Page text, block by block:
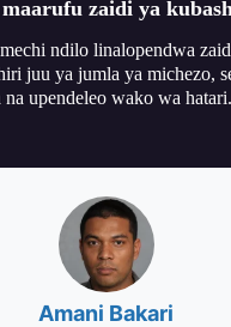
zaidi ya
ndilo linalopendwa
juu ya jumla ya michezo,
upendeleo wako wa hatari.
Amani Bakari